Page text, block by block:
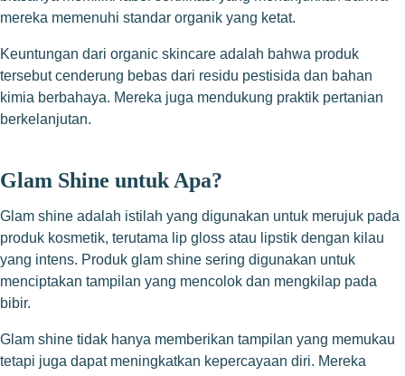
mereka memenuhi standar organik yang ketat.
Keuntungan dari organic skincare adalah bahwa produk
tersebut cenderung bebas dari residu pestisida dan bahan
kimia berbahaya. Mereka juga mendukung praktik pertanian
berkelanjutan.
Glam Shine untuk Apa?
Glam shine adalah istilah yang digunakan untuk merujuk pada
produk kosmetik, terutama lip gloss atau lipstik dengan kilau
yang intens. Produk glam shine sering digunakan untuk
menciptakan tampilan yang mencolok dan mengkilap pada
bibir.
Glam shine tidak hanya memberikan tampilan yang memukau
tetapi juga dapat meningkatkan kepercayaan diri. Mereka